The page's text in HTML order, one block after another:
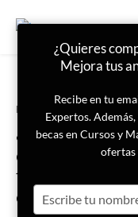
Portada
¿Cuál es la
expansión
terroristas
occidental?
¿Quieres
Mejora tus
Recibe en tu
Expertos.
becas en Cursos y
ofertas
your